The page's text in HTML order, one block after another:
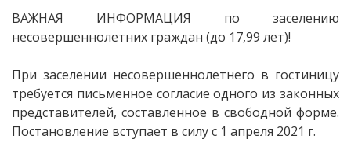
ВАЖНАЯ ИНФОРМАЦИЯ по заселению
несовершеннолетних граждан (до 17,99 лет)!
При заселении несовершеннолетнего в гостиницу
требуется письменное согласие одного из законных
представителей, составленное в свободной форме.
Постановление вступает в силу с 1 апреля 2021 г.